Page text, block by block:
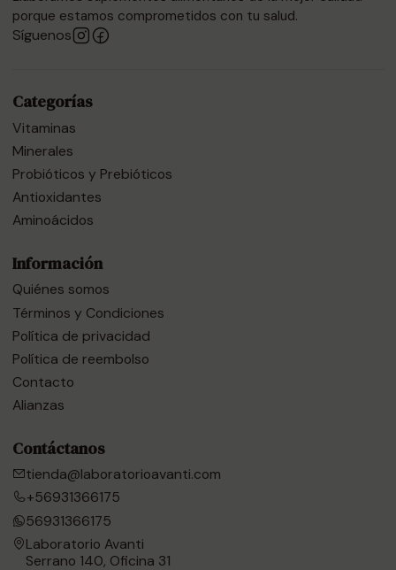
porque estamos comprometidos con tu salud.
Síguenos
Categorías
Vitaminas
Minerales
Probióticos y Prebióticos
Antioxidantes
Aminoácidos
Información
Quiénes somos
Términos y Condiciones
Política de privacidad
Política de reembolso
Contacto
Alianzas
Contáctanos
tienda@laboratorioavanti.com
+56931366175
56931366175
Laboratorio Avanti
Serrano 140, Oficina 31